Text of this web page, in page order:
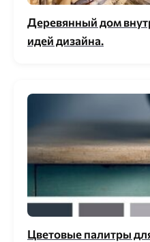
Деревянный дом
идей дизайна.
Цветовые палитры